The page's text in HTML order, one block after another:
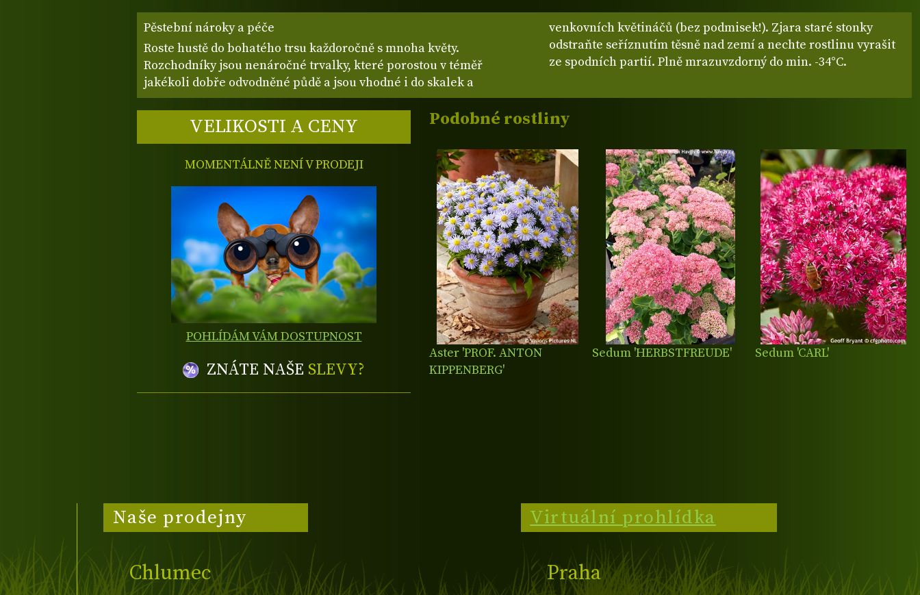
Pěstební nároky a péče
Roste hustě do bohatého trsu každoročně s mnoha květy.
Rozchodníky jsou nenáročné trvalky, které porostou v téměř
jakékoli dobře odvodněné půdě a jsou vhodné i do skalek a
venkovních květináčů (bez podmisek!). Zjara staré stonky
odstraňte seříznutím těsně nad zemí a nechte rostlinu vyrašit
ze spodních partií. Plně mrazuvzdorný do min. -34°C.
VELIKOSTI A CENY
MOMENTÁLNĚ NENÍ V PRODEJI
POHLÍDÁM VÁM DOSTUPNOST
ZNÁTE NAŠE SLEVY?
Podobné rostliny
Aster 'PROF. ANTON
KIPPENBERG'
Sedum 'HERBSTFREUDE' Sedum 'CARL'
Naše prodejny
Chlumec
Virtuální prohlídka
Praha